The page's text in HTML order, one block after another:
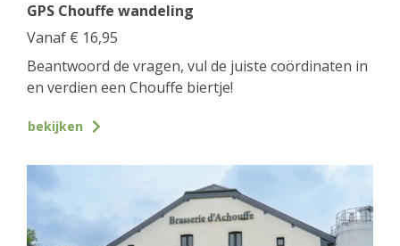
GPS Chouffe wandeling
Vanaf € 16,95
Beantwoord de vragen, vul de juiste coördinaten in
en verdien een Chouffe biertje!
bekijken